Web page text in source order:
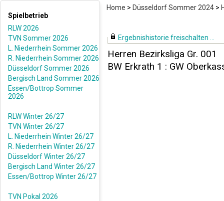
Home > Düsseldorf Sommer 2024 >
Spielbetrieb
RLW 2026
TVN Sommer 2026
L. Niederrhein Sommer 2026
R. Niederrhein Sommer 2026
Düsseldorf Sommer 2026
Bergisch Land Sommer 2026
Essen/Bottrop Sommer
2026
RLW Winter 26/27
TVN Winter 26/27
L. Niederrhein Winter 26/27
R. Niederrhein Winter 26/27
Düsseldorf Winter 26/27
Bergisch Land Winter 26/27
Essen/Bottrop Winter 26/27
TVN Pokal 2026
Ergebnishistorie freischalten ...
Herren Bezirksliga Gr. 001
BW Erkrath 1 : GW